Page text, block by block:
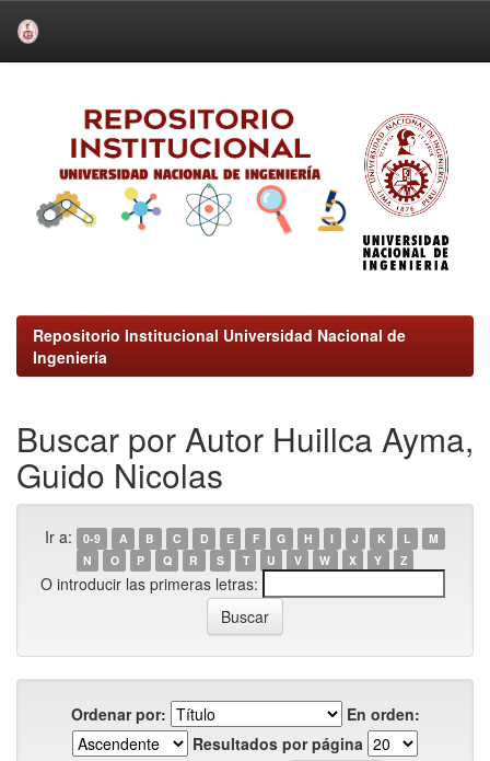
Repositorio Institucional Universidad Nacional de
Ingeniería
Buscar por Autor Huillca Ayma,
Guido Nicolas
Ir a: 0-9 A B C D E F G H I J K L
M
N
O P Q R S T U V W X Y Z
O introducir las primeras letras:
Ordenar por:
En orden:
Resultados por página